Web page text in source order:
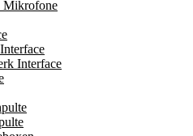
Mikrofone
Interface